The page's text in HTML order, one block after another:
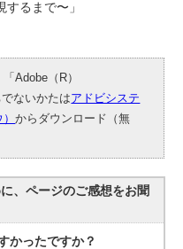
るまで〜」
Adobe（R）
ないかたはアドビシステ
）からダウンロード（無
、ページのご感想をお聞
かったですか？